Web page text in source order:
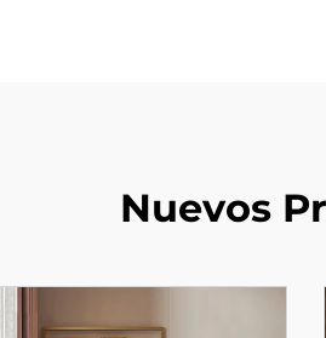
Nuevos